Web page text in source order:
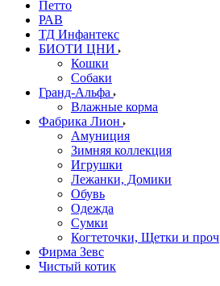
Петто
РАВ
ТД Инфантекс
БИОТИ ЦНИ
Кошки
Собаки
Гранд-Альфа
Влажные корма
Фабрика Лион
Амуниция
Зимняя коллекция
Игрушки
Лежанки, Домики
Обувь
Одежда
Сумки
Когтеточки, Щетки и проч
Фирма Зевс
Чистый котик